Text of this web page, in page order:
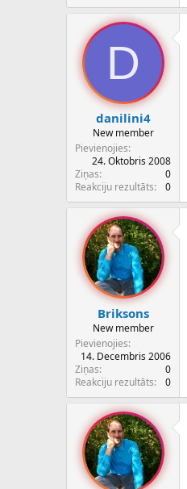
D
danilini4
New member
Pievienojies
24. Oktobris 2008
Ziņas
0
Reakciju rezultāts
0
Briksons
New member
Pievienojies
14. Decembris 2006
Ziņas
0
Reakciju rezultāts
0